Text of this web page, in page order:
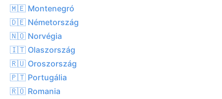
🇲🇪 Montenegró
🇩🇪 Németország
🇳🇴 Norvégia
🇮🇹 Olaszország
🇷🇺 Oroszország
🇵🇹 Portugália
🇷🇴 Romania